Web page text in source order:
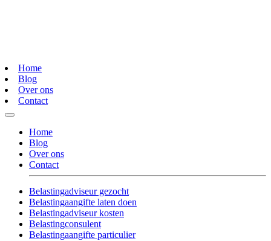
Home
Blog
Over ons
Contact
Home
Blog
Over ons
Contact
Belastingadviseur gezocht
Belastingaangifte laten doen
Belastingadviseur kosten
Belastingconsulent
Belastingaangifte particulier